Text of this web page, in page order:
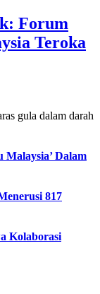
Forum
Teroka
gula dalam darah
Malaysia’ Dalam
817
Kolaborasi